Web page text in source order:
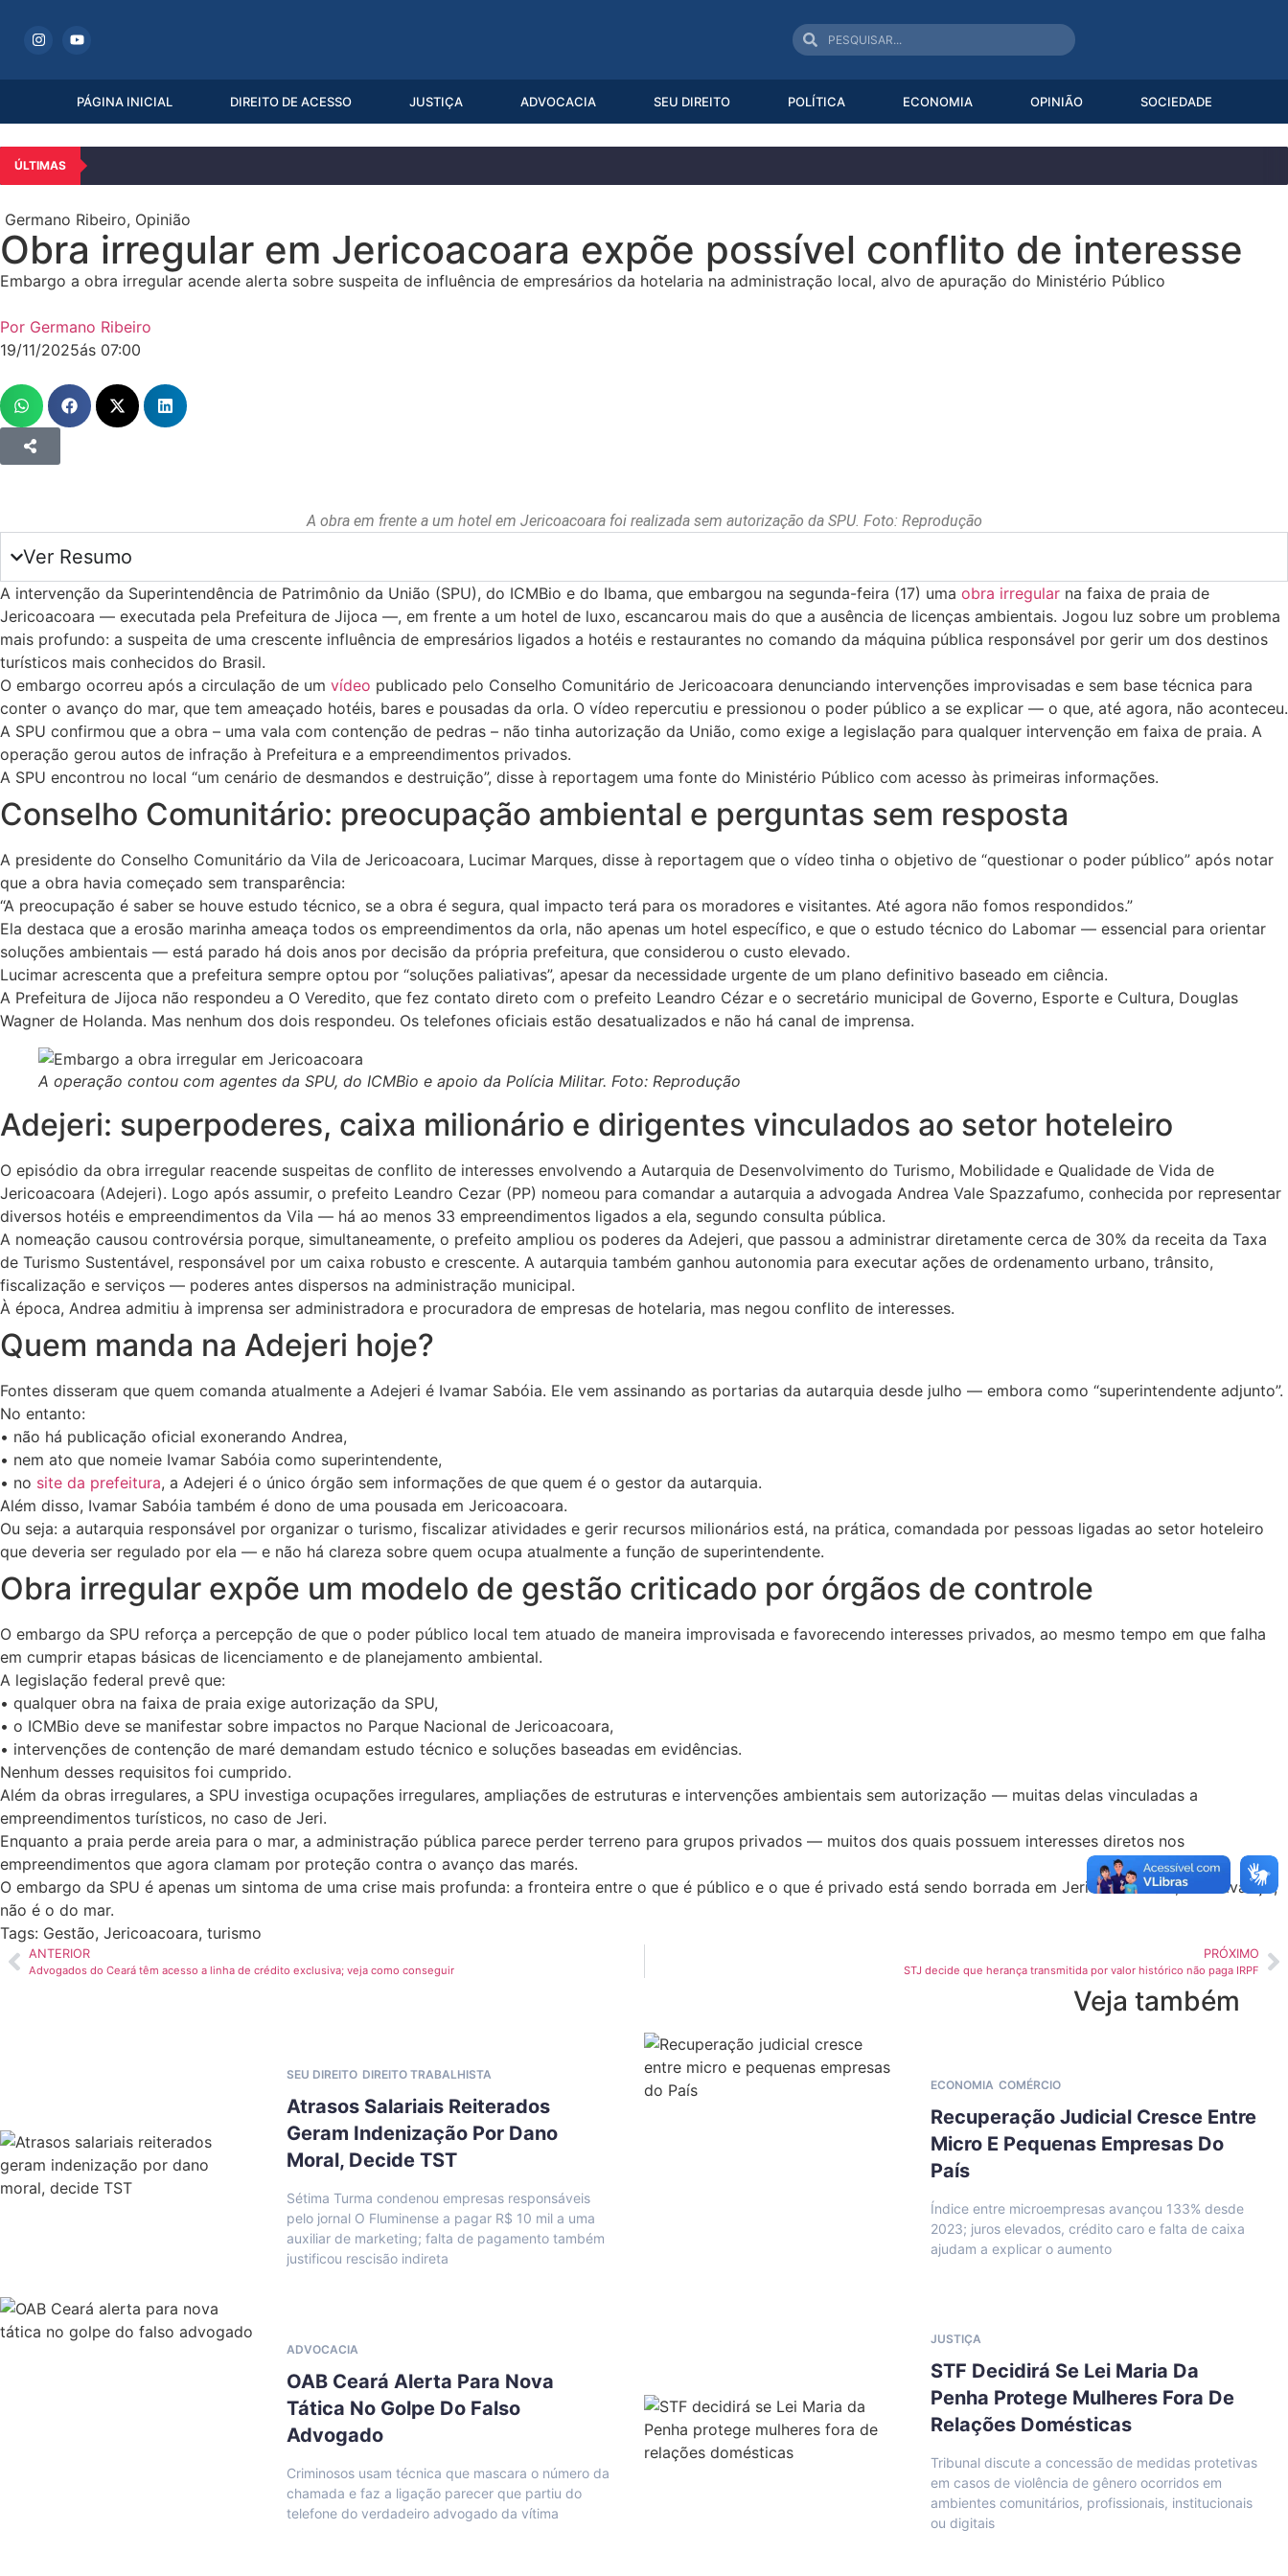
PÁGINA INICIAL DIREITO DE ACESSO JUSTIÇA ADVOCACIA SEU DIREITO POLÍTICA ECONOMIA OPINIÃO SOCIEDADE
ÚLTIMAS
Germano Ribeiro, Opinião
Obra irregular em Jericoacoara expõe possível conflito de interesse
Embargo a obra irregular acende alerta sobre suspeita de influência de empresários da hotelaria na administração local, alvo de apuração do Ministério Público
Por Germano Ribeiro
19/11/2025ás 07:00
A obra em frente a um hotel em Jericoacoara foi realizada sem autorização da SPU. Foto: Reprodução
Ver Resumo
A intervenção da Superintendência de Patrimônio da União (SPU), do ICMBio e do Ibama, que embargou na segunda-feira (17) uma obra irregular na faixa de praia de
Jericoacoara — executada pela Prefeitura de Jijoca —, em frente a um hotel de luxo, escancarou mais do que a ausência de licenças ambientais. Jogou luz sobre um problema
mais profundo: a suspeita de uma crescente influência de empresários ligados a hotéis e restaurantes no comando da máquina pública responsável por gerir um dos destinos
turísticos mais conhecidos do Brasil.
O embargo ocorreu após a circulação de um vídeo publicado pelo Conselho Comunitário de Jericoacoara denunciando intervenções improvisadas e sem base técnica para
conter o avanço do mar, que tem ameaçado hotéis, bares e pousadas da orla. O vídeo repercutiu e pressionou o poder público a se explicar — o que, até agora, não aconteceu.
A SPU confirmou que a obra – uma vala com contenção de pedras – não tinha autorização da União, como exige a legislação para qualquer intervenção em faixa de praia. A
operação gerou autos de infração à Prefeitura e a empreendimentos privados.
A SPU encontrou no local “um cenário de desmandos e destruição”, disse à reportagem uma fonte do Ministério Público com acesso às primeiras informações.
Conselho Comunitário: preocupação ambiental e perguntas sem resposta
A presidente do Conselho Comunitário da Vila de Jericoacoara, Lucimar Marques, disse à reportagem que o vídeo tinha o objetivo de “questionar o poder público” após notar
que a obra havia começado sem transparência:
“A preocupação é saber se houve estudo técnico, se a obra é segura, qual impacto terá para os moradores e visitantes. Até agora não fomos respondidos.”
Ela destaca que a erosão marinha ameaça todos os empreendimentos da orla, não apenas um hotel específico, e que o estudo técnico do Labomar — essencial para orientar
soluções ambientais — está parado há dois anos por decisão da própria prefeitura, que considerou o custo elevado.
Lucimar acrescenta que a prefeitura sempre optou por “soluções paliativas”, apesar da necessidade urgente de um plano definitivo baseado em ciência.
A Prefeitura de Jijoca não respondeu a O Veredito, que fez contato direto com o prefeito Leandro Cézar e o secretário municipal de Governo, Esporte e Cultura, Douglas
Wagner de Holanda. Mas nenhum dos dois respondeu. Os telefones oficiais estão desatualizados e não há canal de imprensa.
A operação contou com agentes da SPU, do ICMBio e apoio da Polícia Militar. Foto: Reprodução
Adejeri: superpoderes, caixa milionário e dirigentes vinculados ao setor hoteleiro
O episódio da obra irregular reacende suspeitas de conflito de interesses envolvendo a Autarquia de Desenvolvimento do Turismo, Mobilidade e Qualidade de Vida de
Jericoacoara (Adejeri). Logo após assumir, o prefeito Leandro Cezar (PP) nomeou para comandar a autarquia a advogada Andrea Vale Spazzafumo, conhecida por representar
diversos hotéis e empreendimentos da Vila — há ao menos 33 empreendimentos ligados a ela, segundo consulta pública.
A nomeação causou controvérsia porque, simultaneamente, o prefeito ampliou os poderes da Adejeri, que passou a administrar diretamente cerca de 30% da receita da Taxa
de Turismo Sustentável, responsável por um caixa robusto e crescente. A autarquia também ganhou autonomia para executar ações de ordenamento urbano, trânsito,
fiscalização e serviços — poderes antes dispersos na administração municipal.
À época, Andrea admitiu à imprensa ser administradora e procuradora de empresas de hotelaria, mas negou conflito de interesses.
Quem manda na Adejeri hoje?
Fontes disseram que quem comanda atualmente a Adejeri é Ivamar Sabóia. Ele vem assinando as portarias da autarquia desde julho — embora como “superintendente adjunto”.
No entanto:
• não há publicação oficial exonerando Andrea,
• nem ato que nomeie Ivamar Sabóia como superintendente,
• no site da prefeitura, a Adejeri é o único órgão sem informações de que quem é o gestor da autarquia.
Além disso, Ivamar Sabóia também é dono de uma pousada em Jericoacoara.
Ou seja: a autarquia responsável por organizar o turismo, fiscalizar atividades e gerir recursos milionários está, na prática, comandada por pessoas ligadas ao setor hoteleiro
que deveria ser regulado por ela — e não há clareza sobre quem ocupa atualmente a função de superintendente.
Obra irregular expõe um modelo de gestão criticado por órgãos de controle
O embargo da SPU reforça a percepção de que o poder público local tem atuado de maneira improvisada e favorecendo interesses privados, ao mesmo tempo em que falha
em cumprir etapas básicas de licenciamento e de planejamento ambiental.
A legislação federal prevê que:
• qualquer obra na faixa de praia exige autorização da SPU,
• o ICMBio deve se manifestar sobre impactos no Parque Nacional de Jericoacoara,
• intervenções de contenção de maré demandam estudo técnico e soluções baseadas em evidências.
Nenhum desses requisitos foi cumprido.
Além da obras irregulares, a SPU investiga ocupações irregulares, ampliações de estruturas e intervenções ambientais sem autorização — muitas delas vinculadas a
empreendimentos turísticos, no caso de Jeri.
Enquanto a praia perde areia para o mar, a administração pública parece perder terreno para grupos privados — muitos dos quais possuem interesses diretos nos
empreendimentos que agora clamam por proteção contra o avanço das marés.
O embargo da SPU é apenas um sintoma de uma crise mais profunda: a fronteira entre o que é público e o que é privado está sendo borrada em Jericoacoara. E, esse avanço,
não é o do mar.
Tags: Gestão, Jericoacoara, turismo
ANTERIOR
Advogados do Ceará têm acesso a linha de crédito exclusiva; veja como conseguir
PRÓXIMO
STJ decide que herança transmitida por valor histórico não paga IRPF
Veja também
SEU DIREITO DIREITO TRABALHISTA
Atrasos Salariais Reiterados
Geram Indenização Por Dano
Moral, Decide TST
Sétima Turma condenou empresas responsáveis
pelo jornal O Fluminense a pagar R$ 10 mil a uma
auxiliar de marketing; falta de pagamento também
justificou rescisão indireta
ECONOMIA COMÉRCIO
Recuperação Judicial Cresce Entre
Micro E Pequenas Empresas Do
País
Índice entre microempresas avançou 133% desde
2023; juros elevados, crédito caro e falta de caixa
ajudam a explicar o aumento
ADVOCACIA
OAB Ceará Alerta Para Nova
Tática No Golpe Do Falso
Advogado
Criminosos usam técnica que mascara o número da
chamada e faz a ligação parecer que partiu do
telefone do verdadeiro advogado da vítima
JUSTIÇA
STF Decidirá Se Lei Maria Da
Penha Protege Mulheres Fora De
Relações Domésticas
Tribunal discute a concessão de medidas protetivas
em casos de violência de gênero ocorridos em
ambientes comunitários, profissionais, institucionais
ou digitais